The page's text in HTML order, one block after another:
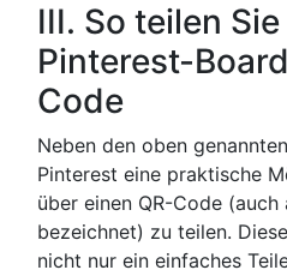
III. So teilen
Pinterest-
Code
Neben den oben
Pinterest eine praktische
über einen QR-Code (auch
bezeichnet) zu teilen.
nicht nur ein einfaches